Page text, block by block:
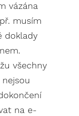
vázána
musím
doklady
všechny
na e-